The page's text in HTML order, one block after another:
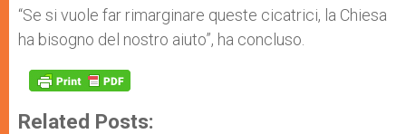
“Se si vuole far rimarginare queste cicatrici, la Chiesa
ha bisogno del nostro aiuto”, ha concluso.
Related Posts: